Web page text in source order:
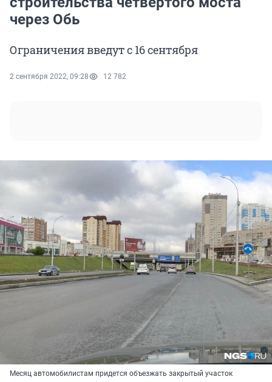
через Обь
Ограничения введут с 16 сентября
2 сентября 2022, 09:28 12 782
Месяц автомобилистам придется объезжать закрытый участок